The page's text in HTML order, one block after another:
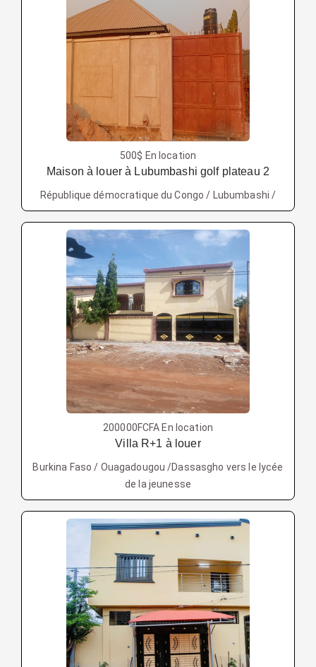
500$ En location
Maison à louer à Lubumbashi golf plateau 2
République démocratique du Congo / Lubumbashi /
200000FCFA En location
Villa R+1 à louer
Burkina Faso / Ouagadougou /Dassasgho vers le lycée
de la jeunesse